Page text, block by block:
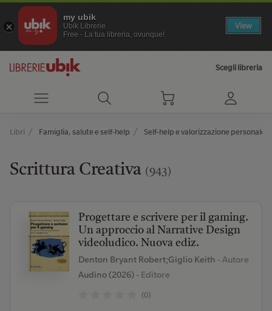
my ubik
Ubik Librerie
Free - La tua libreria, ovunque!
View
Scegli libreria
Libri Famiglia, salute e self-help Self-help e valorizzazione personale
Scrittura Creativa (943)
Progettare e scrivere per il gaming.
Un approccio al Narrative Design
videoludico. Nuova ediz.
Denton Bryant Robert;Giglio Keith - Autore
Audino (2026)- Editore
(0)